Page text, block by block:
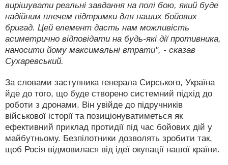
вирішувати реальні завдання на полі бою, який буде
надійним плечем підтримки для наших бойових
бригад. Цей елемент дасть нам можливість
асиметрично відповідати на будь-які дії противника,
наносити йому максимальні втрати", - сказав
Сухаревський.
За словами заступника генерала Сирського, Україна
йде до того, що буде створено системний підхід до
роботи з дронами. Він увійде до підручників
військової історії та позиціонуватиметься як
ефективний приклад протидії під час бойових дій у
майбутньому. Безпілотники дозволять зробити так,
щоб Росія відмовилася від ідеї окупації нашої країни.